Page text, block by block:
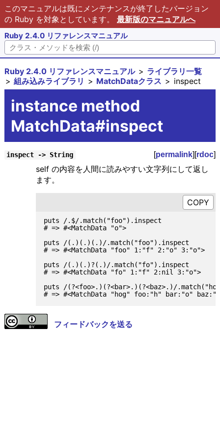
このマニュアルは既にメンテナンスが終了したバージョン
の Ruby を対象としています。 最新版のマニュアルへ
Ruby 2.4.0 リファレンスマニュアル
Ruby 2.4.0 リファレンスマニュアル
ライブラリ一覧
組み込みライブラリ
MatchDataクラス inspect
instance method
MatchData#inspect
inspect -> String [permalink][rdoc]
self の内容を人間に読みやすい文字列にして返し
ます。
puts /.$/.match("foo").inspect
# => #<MatchData "o">
puts /(.)(.)(.)/.match("foo").inspect
# => #<MatchData "foo" 1:"f" 2:"o" 3:"o">
puts /(.)(.)?(.)/.match("fo").inspect
# => #<MatchData "fo" 1:"f" 2:nil 3:"o">
puts /(?<foo>.)(?<bar>.)(?<baz>.)/
フィードバックを送る